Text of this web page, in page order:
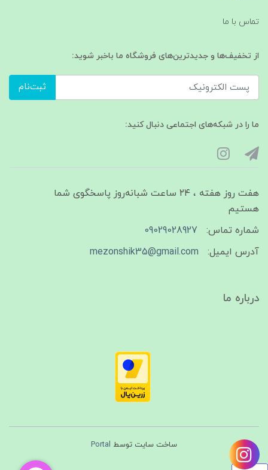
تماس با ما
از تخفیف‌ها و جدیدترین‌های فروشگاه ما باخبر شوید:
ثبت‌نام
ما را در شبکه‌های اجتماعی دنبال کنید:
هفت روز هفته ، ۲۴ ساعت شبانه‌روز پاسخگوی شما
هستیم
شماره تماس:
09029028927
آدرس ایمیل:
mezonshik35@gmail.com
درباره ما
ساخت سایت توسط Portal